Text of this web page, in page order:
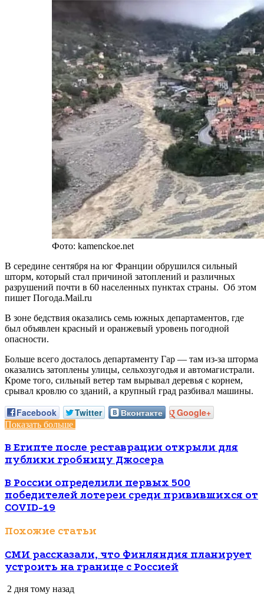
Фото: kamenckoe.net
В середине сентября на юг Франции обрушился сильный
шторм, который стал причиной затоплений и различных
разрушений почти в 60 населенных пунктах страны. Об этом
пишет Погода.Mail.ru
В зоне бедствия оказались семь южных департаментов, где
был объявлен красный и оранжевый уровень погодной
опасности.
Больше всего досталось департаменту Гар — там из-за шторма
оказались затоплены улицы, сельхозугодья и автомагистрали.
Кроме того, сильный ветер там вырывал деревья с корнем,
срывал кровлю со зданий, а крупный град разбивал машины.
Facebook Twitter Вконтакте Google+
Показать больше
В Египте после реставрации открыли для
публики гробницу Джосера
В России определили первых 500
победителей лотереи среди привившихся от
COVID-19
Похожие статьи
СМИ рассказали, что Финляндия планирует
устроить на границе с Россией
2 дня тому назад